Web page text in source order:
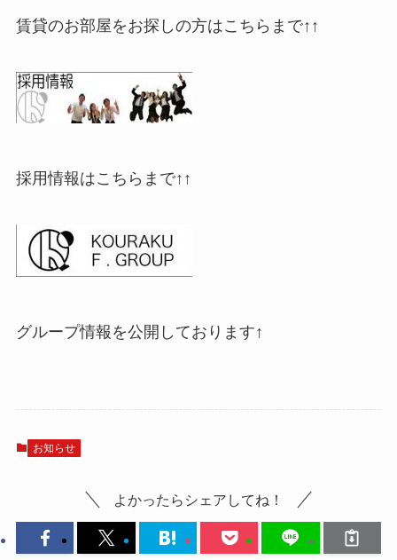
賃貸のお部屋をお探しの方はこちらまで↑↑
採用情報はこちらまで↑↑
グループ情報を公開しております↑
お知らせ
よかったらシェアしてね！